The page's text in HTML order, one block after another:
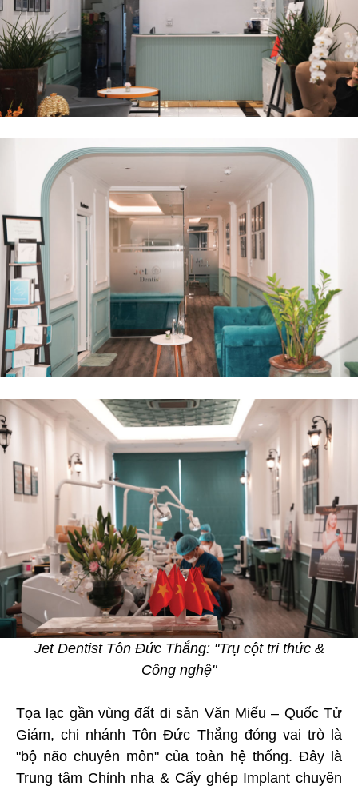
Jet Dentist Tôn Đức Thắng: "Trụ cột tri thức &
Công nghệ"
Tọa lạc gần vùng đất di sản Văn Miếu – Quốc Tử
Giám, chi nhánh Tôn Đức Thắng đóng vai trò là
"bộ não chuyên môn" của toàn hệ thống. Đây là
Trung tâm Chỉnh nha & Cấy ghép Implant chuyên